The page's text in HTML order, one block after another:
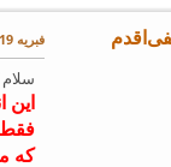
فبریه 19, 2014, 10:01:22 بعد از ظهر
سلام
این
که